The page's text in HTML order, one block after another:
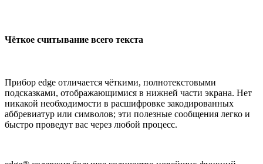
Чёткое считывание всего текста
Прибор edge отличается чёткими, полнотекстовыми
подсказками, отображающимися в нижней части экрана. Нет
никакой необходимости в расшифровке закодированных
аббревиатур или символов; эти полезные сообщения легко и
быстро проведут вас через любой процесс.